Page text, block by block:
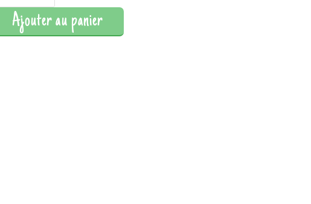
Ajouter au panier